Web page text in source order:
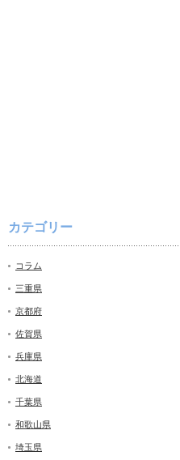
カテゴリー
コラム
三重県
京都府
佐賀県
兵庫県
北海道
千葉県
和歌山県
埼玉県